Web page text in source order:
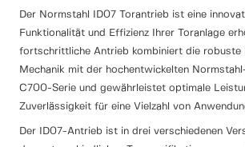
Der Normstahl ID07 Torantrieb ist eine
Funktionalität und Effizienz Ihrer Toranlage
fortschrittliche Antrieb kombiniert die robuste
Mechanik mit der hochentwickelten
C700-Serie und gewährleistet optimale
Zuverlässigkeit für eine Vielzahl von
Der ID07-Antrieb ist in drei verschiedenen